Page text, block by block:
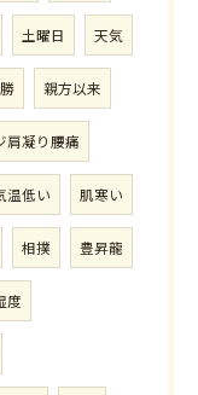
土曜日 天気
親方以来
肩凝り腰痛
温低い 肌寒い
相撲 豊昇龍
度